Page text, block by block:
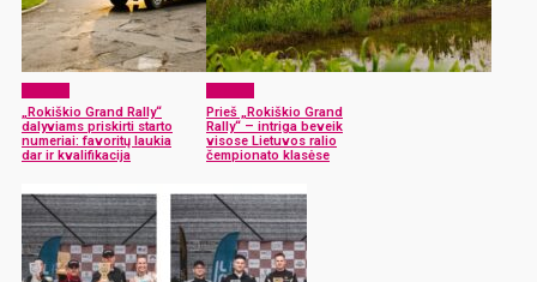
„Rokiškio Grand Rally“
dalyviams priskirti starto
numeriai: favoritų laukia
dar ir kvalifikacija
Prieš „Rokiškio Grand
Rally“ – intriga beveik
visose Lietuvos ralio
čempionato klasėse